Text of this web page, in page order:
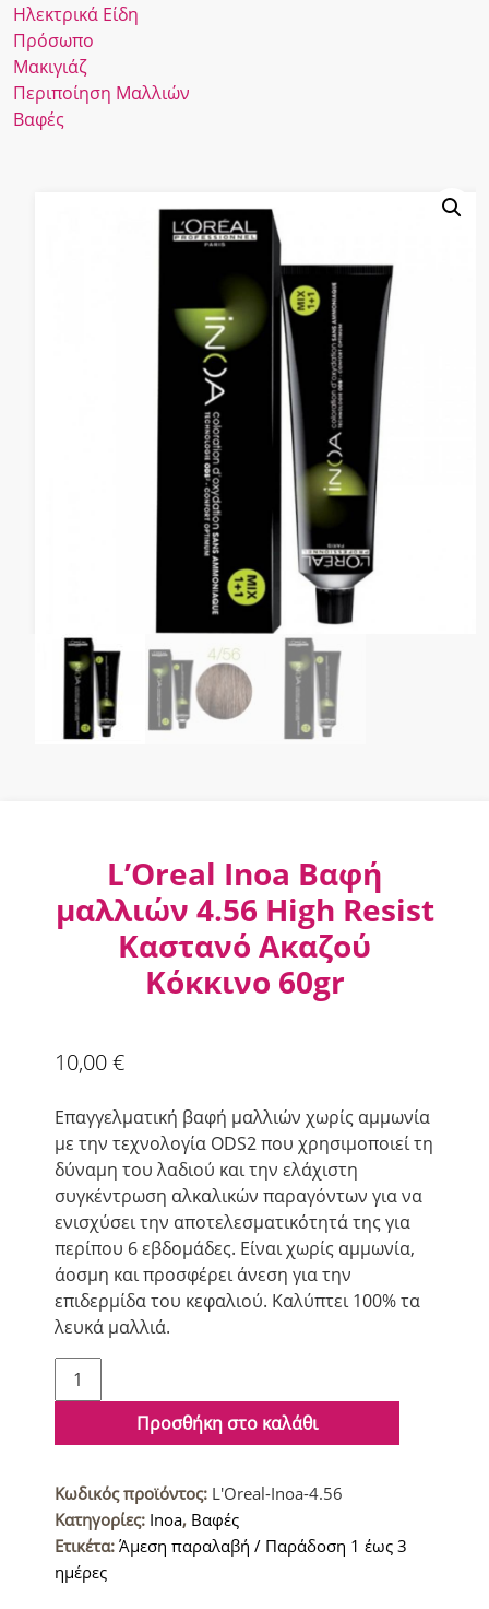
Ηλεκτρικά Είδη
Πρόσωπο
Μακιγιάζ
Περιποίηση Μαλλιών
Βαφές
L’Oreal Inoa Βαφή
μαλλιών 4.56 High Resist
Καστανό Ακαζού
Κόκκινο 60gr
10,00€
Επαγγελματική βαφή μαλλιών χωρίς αμμωνία
με την τεχνολογία ODS2 που χρησιμοποιεί τη
δύναμη του λαδιού και την ελάχιστη
συγκέντρωση αλκαλικών παραγόντων για να
ενισχύσει την αποτελεσματικότητά της για
περίπου 6 εβδομάδες. Είναι χωρίς αμμωνία,
άοσμη και προσφέρει άνεση για την
επιδερμίδα του κεφαλιού. Καλύπτει 100% τα
λευκά μαλλιά.
L'Oreal
Inoa
μαλλιών
High
Resist
Καστανό
Ακαζού
Προσθήκη στο καλάθι
Κωδικός προϊόντος: L'Oreal-Inoa-4.56
Κατηγορίες: Inoa, Βαφές
Ετικέτα: Άμεση παραλαβή / Παράδοση 1 έως 3
ημέρες